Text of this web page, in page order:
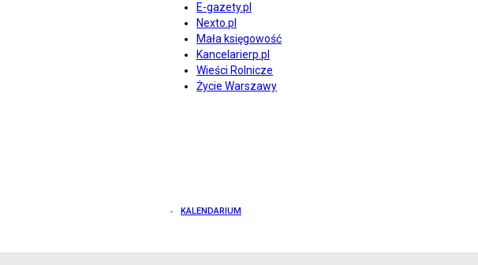
E-gazety.pl
Nexto.pl
Mała księgowość
Kancelarierp.pl
Wieści Rolnicze
Życie Warszawy
KALENDARIUM